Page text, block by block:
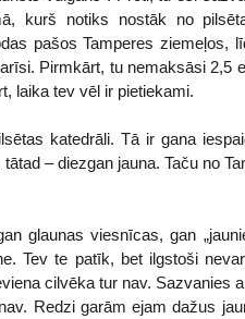
kurš notiks nostāk no
pašos Tamperes ziemeļos,
Pirmkārt, tu nemaksāsi 2,5
laika tev vēl ir pietiekami.
katedrāli. Tā ir gana
– diezgan jauna. Taču no
glaunas viesnīcas, gan
Tev te patīk, bet ilgstoši
cilvēka tur nav. Sazvanies
Redzi garām ejam dažus